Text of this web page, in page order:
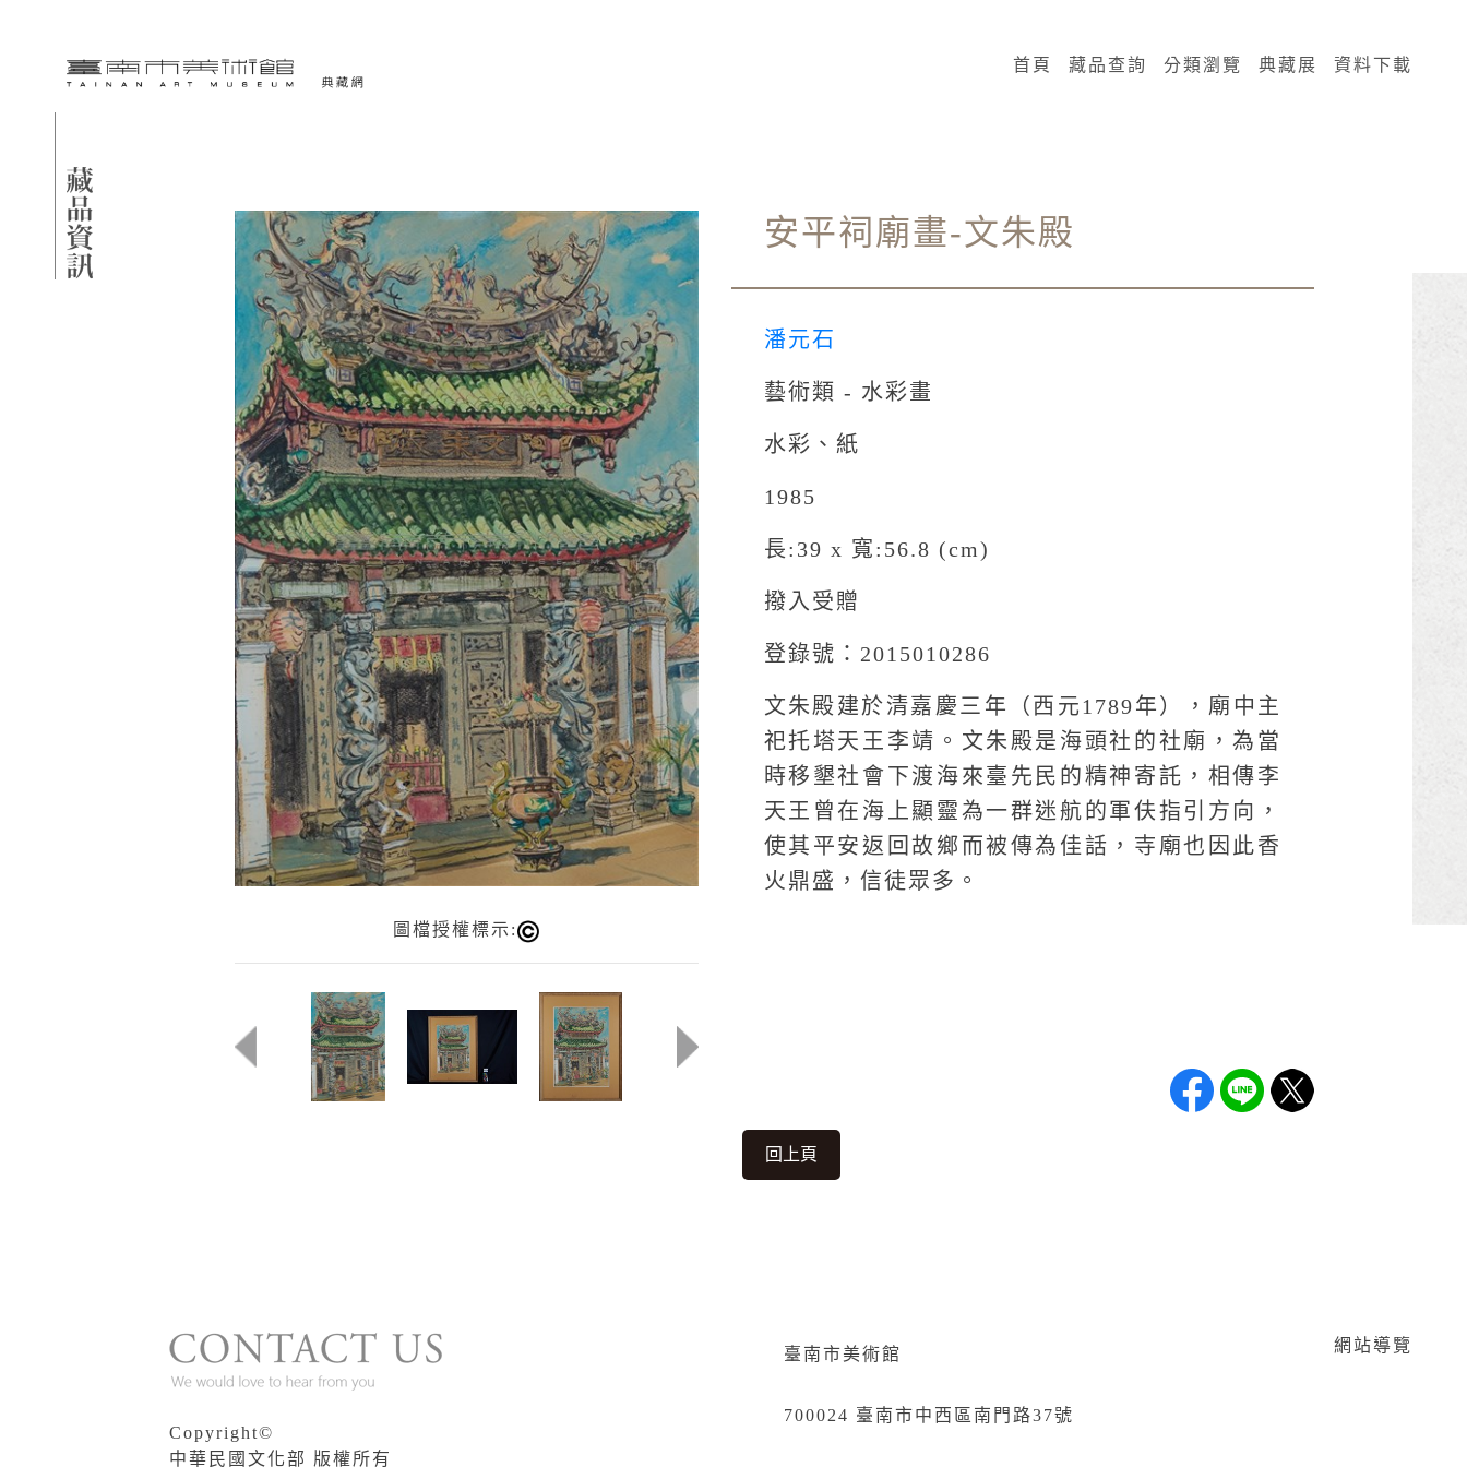
臺南市美術館-典藏網
網頁導覽
首頁 藏品查詢 分類瀏覽 典藏展 資料下載
:::
圖檔授權標示:
安平祠廟畫-文朱殿
潘元石
藝術類 - 水彩畫
水彩、紙
1985
長:39 x 寬:56.8 (cm)
撥入受贈
登錄號：2015010286
文朱殿建於清嘉慶三年（西元1789年），廟中主
祀托塔天王李靖。文朱殿是海頭社的社廟，為當
時移墾社會下渡海來臺先民的精神寄託，相傳李
天王曾在海上顯靈為一群迷航的軍伕指引方向，
使其平安返回故鄉而被傳為佳話，寺廟也因此香
火鼎盛，信徒眾多。
回上頁
Copyright©
中華民國文化部 版權所有
臺南市美術館
700024 臺南市中西區南門路37號
網站導覽